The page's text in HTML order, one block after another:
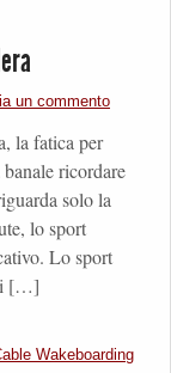
un commento
la fatica per
ricordare
solo la
lo sport
Lo sport
[…]
Wakeboarding